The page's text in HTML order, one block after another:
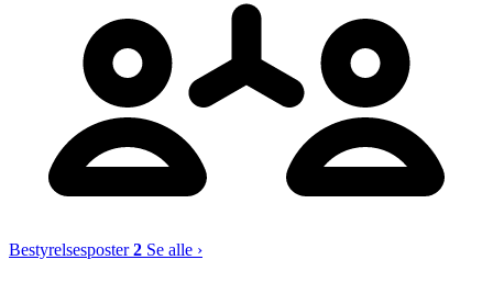
Bestyrelsesposter2 Se alle ›